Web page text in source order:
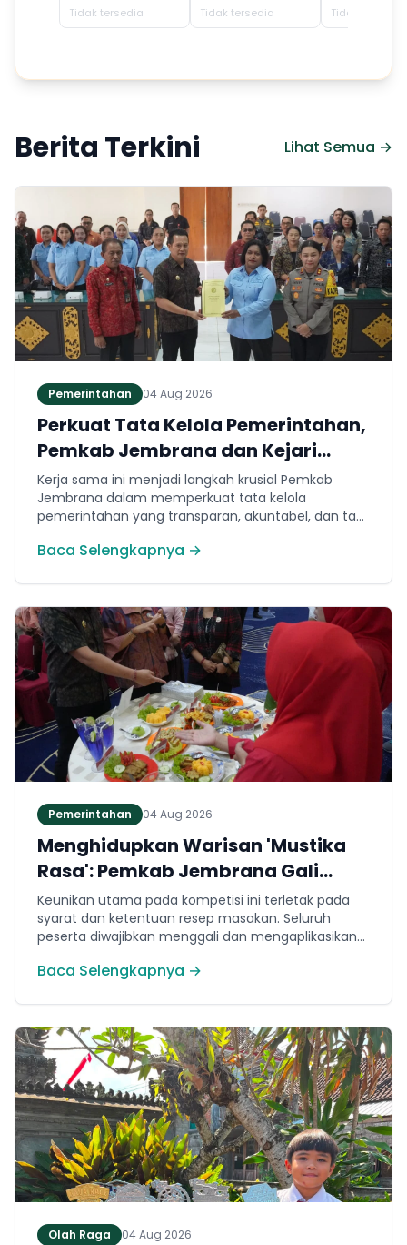
Tidak tersedia
Tidak tersedia
Tidak tersedia
Berita Terkini Lihat Semua →
Pemerintahan 04 Aug 2026
Perkuat Tata Kelola Pemerintahan,
Pemkab Jembrana dan Kejari
Jembrana Sepakati Kerja Sama
Hukum Datun
Kerja sama ini menjadi langkah krusial Pemkab
Jembrana dalam memperkuat tata kelola
pemerintahan yang transparan, akuntabel, dan taat
mencakup tiga domain utama, yakni pemberian
tindakan hukum lainnya.
Baca Selengkapnya →
Pemerintahan 04 Aug 2026
Menghidupkan Warisan 'Mustika
Rasa': Pemkab Jembrana Gali
Keteladanan Bung Karno Lewat
Lomba Cipta Menu Kuliner
Keunikan utama pada kompetisi ini terletak pada
syarat dan ketentuan resep masakan. Seluruh
peserta diwajibkan menggali dan mengaplikasikan
Mustika Rasa—buku kumpulan resep Nusantara
Indonesia, Ir. Soekarno. Melalui panduan resep
historis tersebut, para peserta berhasil
menghidangkan berbagai kreasi olahan pangan
lokal yang tidak hanya lezat tetapi juga bergizi,
beragam, aman dan seimbang.
Baca Selengkapnya →
Olah Raga 04 Aug 2026